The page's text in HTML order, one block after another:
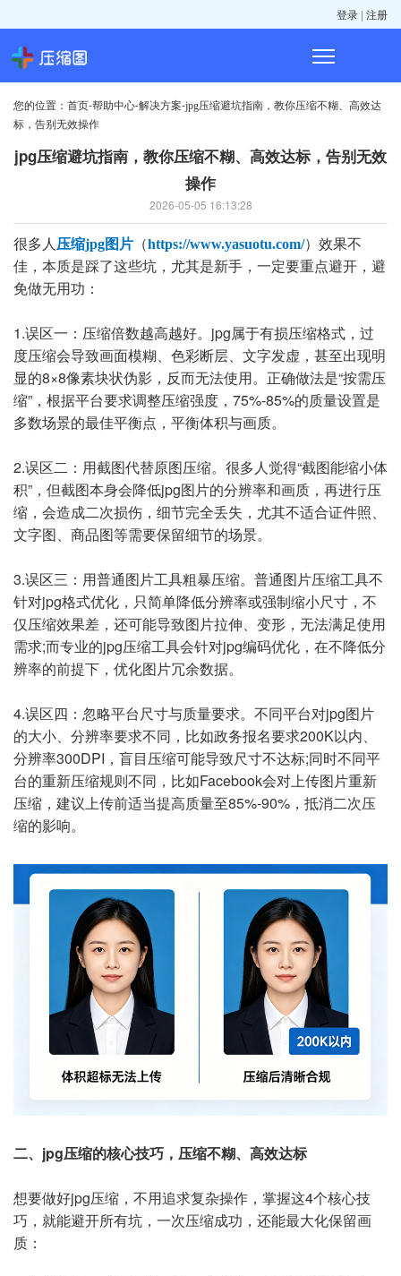
登录 | 注册
您的位置： 首页-帮助中心-解决方案-jpg压缩避坑指南，教你压缩不糊、高效达
标，告别无效操作
jpg压缩避坑指南，教你压缩不糊、高效达标，告别无效
操作
2026-05-05 16:13:28
很多人压缩jpg图片 （https://www.yasuotu.com/）效果不
佳，本质是踩了这些坑，尤其是新手，一定要重点避开，避
免做无用功：
1.误区一：压缩倍数越高越好。jpg属于有损压缩格式，过
度压缩会导致画面模糊、色彩断层、文字发虚，甚至出现明
显的8×8像素块状伪影，反而无法使用。正确做法是“按需压
缩”，根据平台要求调整压缩强度，75%-85%的质量设置是
多数场景的最佳平衡点，平衡体积与画质。
2.误区二：用截图代替原图压缩。很多人觉得“截图能缩小体
积”，但截图本身会降低jpg图片的分辨率和画质，再进行压
缩，会造成二次损伤，细节完全丢失，尤其不适合证件照、
文字图、商品图等需要保留细节的场景。
3.误区三：用普通图片工具粗暴压缩。普通图片压缩工具不
针对jpg格式优化，只简单降低分辨率或强制缩小尺寸，不
仅压缩效果差，还可能导致图片拉伸、变形，无法满足使用
需求;而专业的jpg压缩工具会针对jpg编码优化，在不降低分
辨率的前提下，优化图片冗余数据。
4.误区四：忽略平台尺寸与质量要求。不同平台对jpg图片
的大小、分辨率要求不同，比如政务报名要求200K以内、
分辨率300DPI，盲目压缩可能导致尺寸不达标;同时不同平
台的重新压缩规则不同，比如Facebook会对上传图片重新
压缩，建议上传前适当提高质量至85%-90%，抵消二次压
缩的影响。
二、jpg压缩的核心技巧，压缩不糊、高效达标
想要做好jpg压缩，不用追求复杂操作，掌握这4个核心技
巧，就能避开所有坑，一次压缩成功，还能最大化保留画
质：